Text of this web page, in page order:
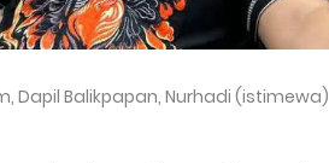
Dapil Balikpapan, Nurhadi (istimewa)